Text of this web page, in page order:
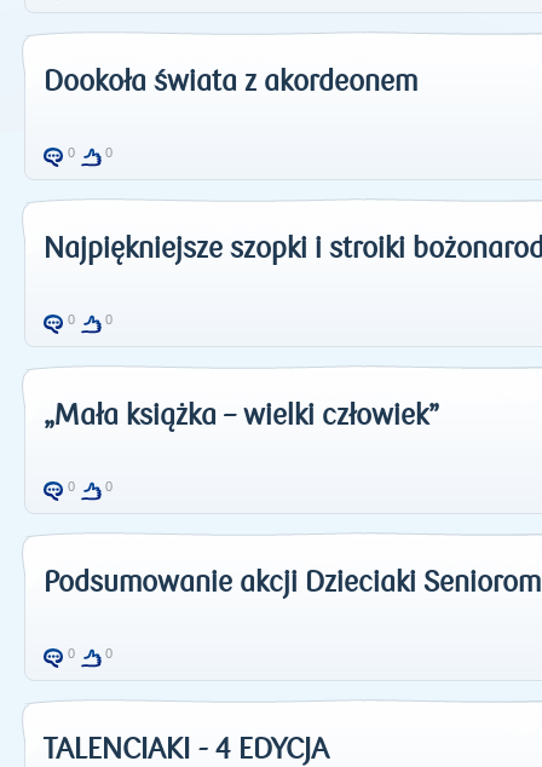
Dookoła świata z akordeonem
0 0
Najpiękniejsze szopki i stroiki
0 0
„Mała książka – wielki człowiek”
0 0
Podsumowanie akcji Dzieciaki Seniorom
0 0
TALENCIAKI - 4 EDYCJA